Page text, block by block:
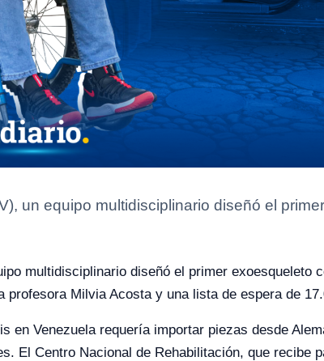
un equipo multidisciplinario diseñó el
multidisciplinario diseñó el primer exoesqueleto
Milvia Acosta y una lista de espera de
en Venezuela requería importar piezas desde
El Centro Nacional de Rehabilitación, que recibe